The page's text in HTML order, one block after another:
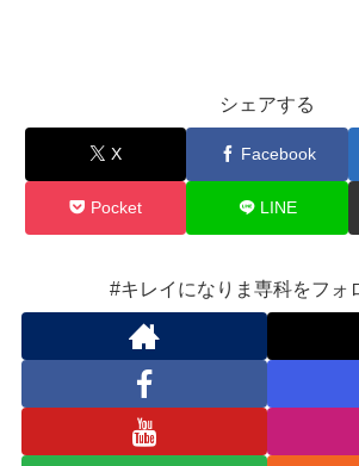
シェアする
X Facebook
Pocket LINE
#キレイになりま専科をフォ